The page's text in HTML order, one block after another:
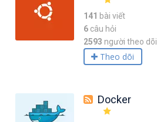
141 bài viết
6câu hỏi
2593 người theo dõi
Theo dõi
Docker